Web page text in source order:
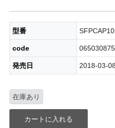
型番 SFPCAP10
code
発売日 2018-03-08
在庫あり
カートに入れる